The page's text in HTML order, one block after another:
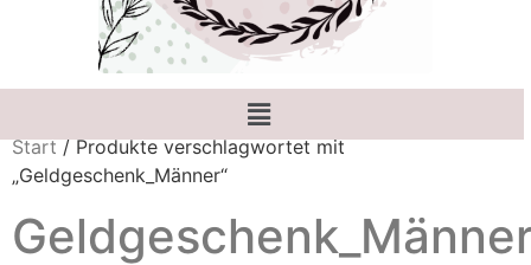
Start/ Produkte verschlagwortet mit
„Geldgeschenk_Männer“